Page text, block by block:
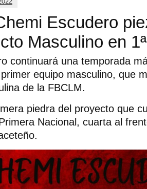
Escudero
Masculino en
continuará una temporada
equipo masculino, que
de la FBCLM.
piedra del proyecto que
Nacional, cuarta al